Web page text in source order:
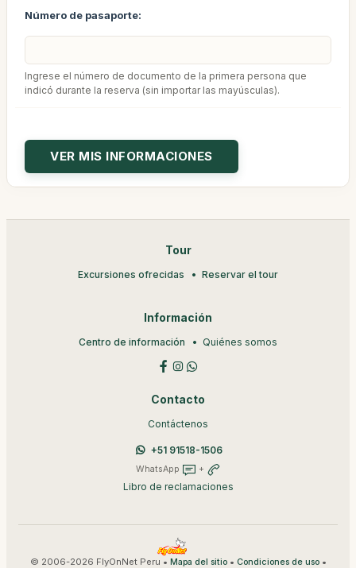
Número de pasaporte:
Ingrese el número de documento de la primera persona que
indicó durante la reserva (sin importar las mayúsculas).
Tour
Excursiones ofrecidas Reservar el tour
Información
Centro de información Quiénes somos
Contacto
Contáctenos
+51 91518-1506
WhatsApp +
Libro de reclamaciones
© 2006-2026 FlyOnNet Peru • Mapa del sitio• Condiciones de uso•